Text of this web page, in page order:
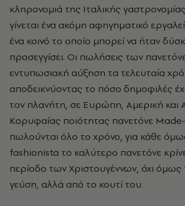
κληρονομιά της Ιταλικής
γίνεται ένα ακόμη αφηγηματικό
ένα κοινό το οποίο μπορεί να ήταν
προσεγγίσει. Οι πωλήσεις των
εντυπωσιακή αύξηση τα τελευταία
αποδεικνύοντας το πόσο δημοφιλές
τον πλανήτη, σε Ευρώπη, Αμερική και
Κορυφαίας ποιότητας πανετόνε
πωλούνται όλο το χρόνο, για κάθε
fashionista το καλύτερο πανετόνε
περίοδο των Χριστουγέννων, όχι
γεύση, αλλά από το κουτί του.